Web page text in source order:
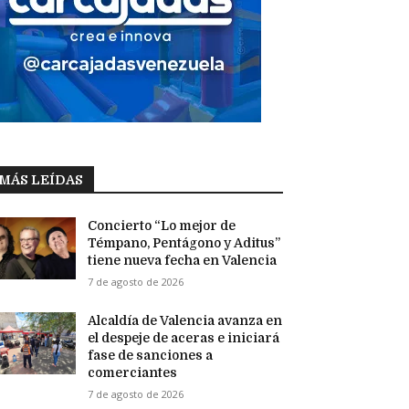
LEÍDAS
Concierto “Lo mejor de
Témpano, Pentágono y Aditus”
tiene nueva fecha en Valencia
7 de agosto de 2026
Alcaldía de Valencia avanza en
el despeje de aceras e iniciará
fase de sanciones a
comerciantes
7 de agosto de 2026